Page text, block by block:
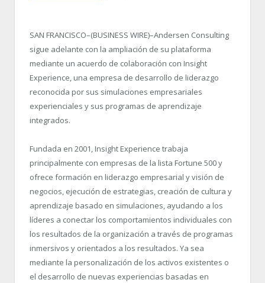
SAN FRANCISCO–(BUSINESS WIRE)–Andersen Consulting
sigue adelante con la ampliación de su plataforma
mediante un acuerdo de colaboración con Insight
Experience, una empresa de desarrollo de liderazgo
reconocida por sus simulaciones empresariales
experienciales y sus programas de aprendizaje
integrados.
Fundada en 2001, Insight Experience trabaja
principalmente con empresas de la lista Fortune 500 y
ofrece formación en liderazgo empresarial y visión de
negocios, ejecución de estrategias, creación de cultura y
aprendizaje basado en simulaciones, ayudando a los
líderes a conectar los comportamientos individuales con
los resultados de la organización a través de programas
inmersivos y orientados a los resultados. Ya sea
mediante la personalización de los activos existentes o
el desarrollo de nuevas experiencias basadas en